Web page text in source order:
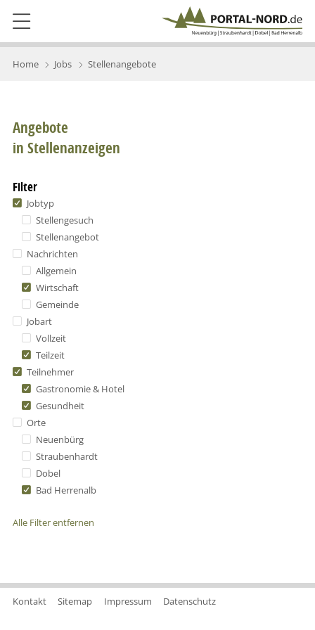
Home Jobs Stellenangebote
Angebote
in Stellenanzeigen
Filter
Jobtyp
Stellengesuch
Stellenangebot
Nachrichten
Allgemein
Wirtschaft
Gemeinde
Jobart
Vollzeit
Teilzeit
Teilnehmer
Gastronomie & Hotel
Gesundheit
Orte
Neuenbürg
Straubenhardt
Dobel
Bad Herrenalb
Alle Filter entfernen
Kontakt Sitemap Impressum Datenschutz